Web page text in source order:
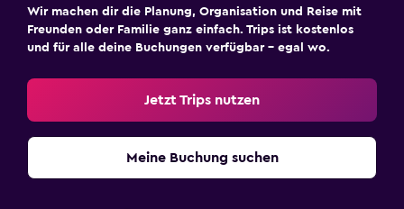
Wir machen dir die Planung, Organisation und Reise mit
Freunden oder Familie ganz einfach. Trips ist kostenlos
und für alle deine Buchungen verfügbar – egal wo.
Jetzt Trips nutzen
Meine Buchung suchen